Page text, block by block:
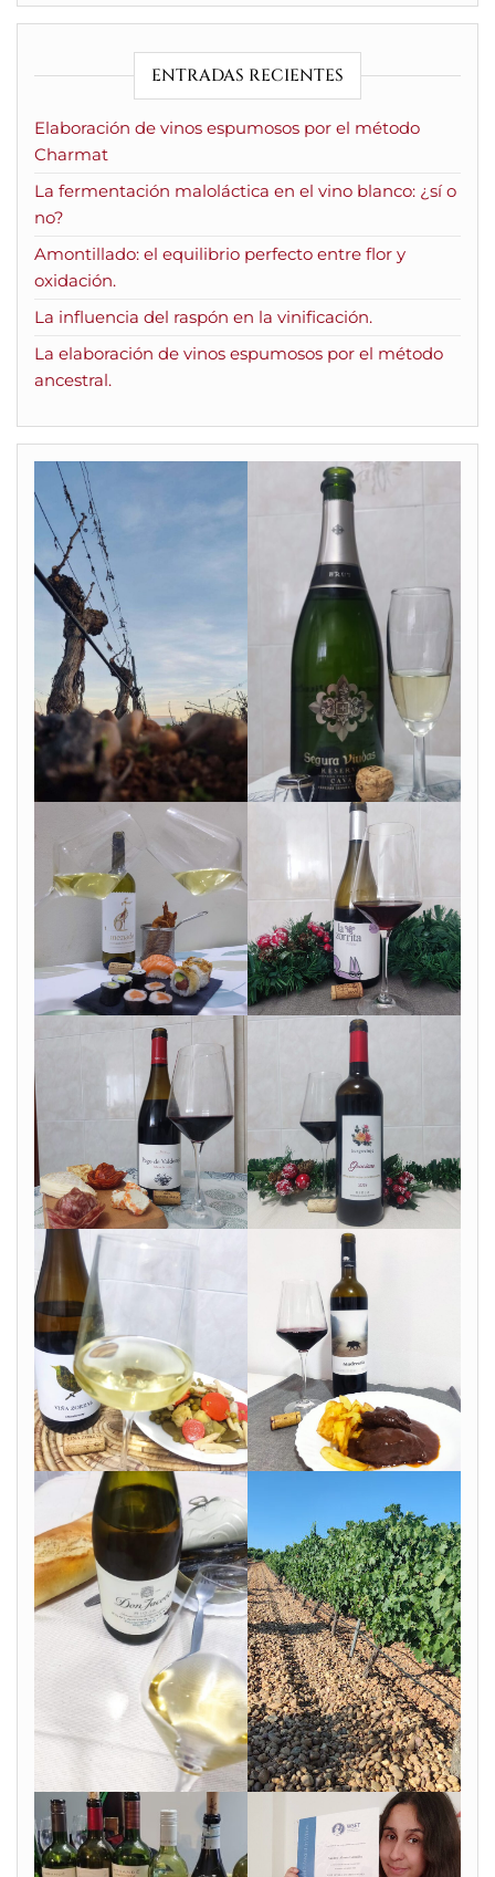
ENTRADAS RECIENTES
Elaboración de vinos espumosos por el método
Charmat
La fermentación maloláctica en el vino blanco: ¿sí o
no?
Amontillado: el equilibrio perfecto entre flor y
oxidación.
La influencia del raspón en la vinificación.
La elaboración de vinos espumosos por el método
ancestral.